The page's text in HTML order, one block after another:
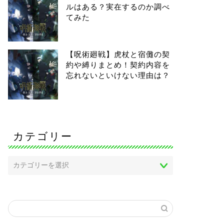
ルはある？実在するのか調べ
てみた
【呪術廻戦】虎杖と宿儺の契
約や縛りまとめ！契約内容を
忘れないといけない理由は？
カテゴリー